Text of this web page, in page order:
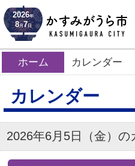
2026年
8月7日
ホーム カレンダー
カレンダー
2026年6月5日（金）の